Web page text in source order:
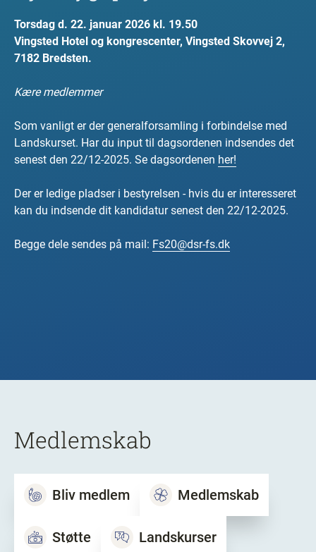
Torsdag d. 22. januar 2026 kl. 19.50
Vingsted Hotel og kongrescenter, Vingsted Skovvej 2,
7182 Bredsten.
Kære medlemmer
Som vanligt er der generalforsamling i forbindelse med
Landskurset. Har du input til dagsordenen indsendes det
senest den 22/12-2025. Se dagsordenen her!
Der er ledige pladser i bestyrelsen - hvis du er interesseret
kan du indsende dit kandidatur senest den 22/12-2025.
Begge dele sendes på mail: Fs20@dsr-fs.dk
Medlemskab
Bliv medlem Medlemskab
Støtte Landskurser